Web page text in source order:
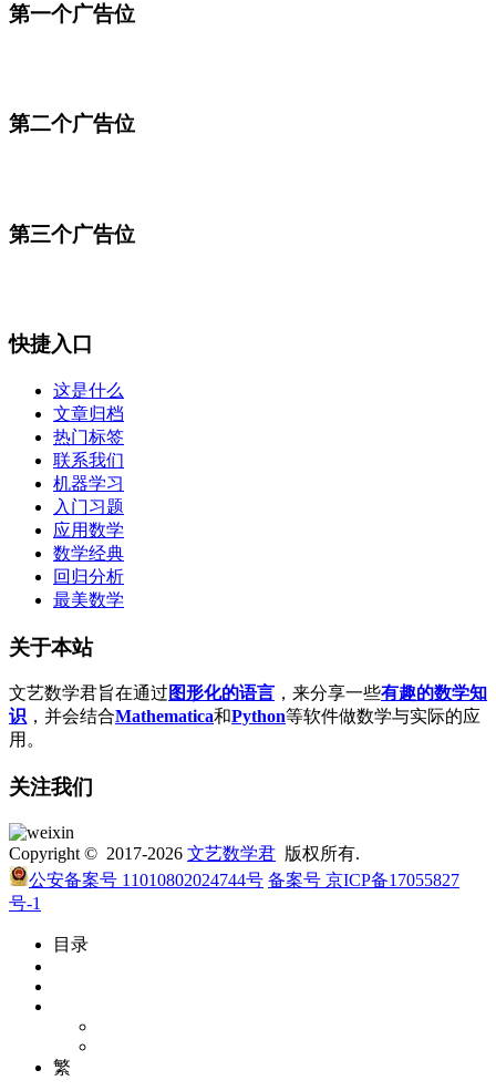
第一个广告位
第二个广告位
第三个广告位
快捷入口
这是什么
文章归档
热门标签
联系我们
机器学习
入门习题
应用数学
数学经典
回归分析
最美数学
关于本站
文艺数学君旨在通过 图形化的语言 ，来分享一些有趣的数学知
识 ，并会结合Mathematica和Python等软件做数学与实际的应
用。
关注我们
Copyright © 2017-2026 文艺数学君 版权所有.
公安备案号 11010802024744号 备案号 京ICP备17055827
号-1
目录
繁